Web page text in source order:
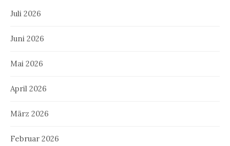
Juli 2026
Juni 2026
Mai 2026
April 2026
März 2026
Februar 2026